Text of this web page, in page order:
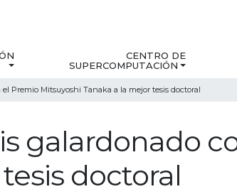
CENTRO DE
SUPERCOMPUTACIÓN
Premio Mitsuyoshi Tanaka a la mejor tesis doctoral
galardonado
doctoral